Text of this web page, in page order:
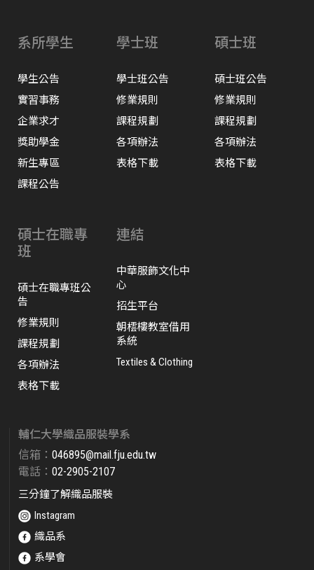
系所學生
學生公告
實習事務
企業求才
獎助學金
新生專區
課程公告
學士班
學士班公告
修業規則
課程規劃
各項辦法
表格下載
碩士班
碩士班公告
修業規則
課程規劃
各項辦法
表格下載
碩士在職專
班
碩士在職專班公
告
修業規則
課程規劃
各項辦法
表格下載
連結
中華服飾文化中
心
招生平台
朝橒樓教室借用
系統
Textiles & Clothing
輔仁大學織品服裝學系
信箱： 046895@mail.fju.edu.tw​
電話： 02-2905-2107
三分鐘了解織品服裝
Instagram
織品系
系學會